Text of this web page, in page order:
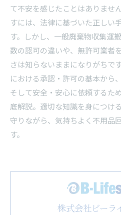
て不安を感じたことはありませ
すには、法律に基づいた正しい
す。しかし、一般廃棄物収集運
数の認可の違いや、無許可業者
さは知らないままになりがちで
における承認・許可の基本から
そして安全・安心に依頼するた
底解説。適切な知識を身につけ
守りながら、気持ちよく不用品
す。
株式会社ビーラ